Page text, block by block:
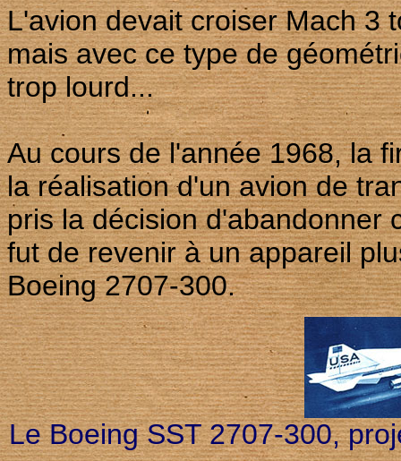
L'avion devait croiser Mach 3
mais avec ce type de
trop lourd...
Au cours de l'année 1968, la
la réalisation d'un avion de
pris la décision d'abandonner
fut de revenir à un appareil
Boeing 2707-300.
Le Boeing SST 2707-300,